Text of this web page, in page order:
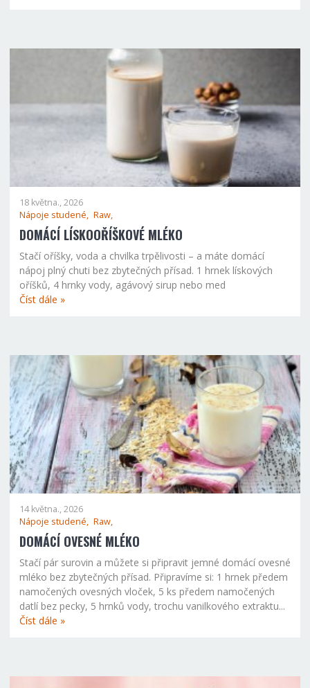
18 května., 2026
Nápoje studené, Raw,
DOMÁCÍ LÍSKOOŘÍŠKOVÉ MLÉKO
Stačí oříšky, voda a chvilka trpělivosti – a máte domácí
nápoj plný chuti bez zbytečných přísad. 1 hrnek lískových
oříšků, 4 hrnky vody, agávový sirup nebo med
Číst dále »
14 května., 2026
Nápoje studené, Raw,
DOMÁCÍ OVESNÉ MLÉKO
Stačí pár surovin a můžete si připravit jemné domácí ovesné
mléko bez zbytečných přísad. Připravíme si: 1 hrnek předem
namočených ovesných vloček, 5 ks předem namočených
datlí bez pecky, 5 hrnků vody, trochu vanilkového extraktu...
Číst dále »